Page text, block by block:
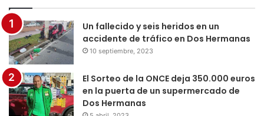
Un fallecido y seis heridos en un
accidente de tráfico en Dos Hermanas
10 septiembre, 2023
El Sorteo de la ONCE deja 350.000 euros
en la puerta de un supermercado de
Dos Hermanas